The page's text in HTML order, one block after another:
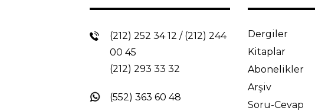
(212) 252 34 12 / (212) 244
00 45
(212) 293 33 32
(552) 363 60 48
Dergiler
Kitaplar
Abonelikler
Arşiv
Soru-Cevap